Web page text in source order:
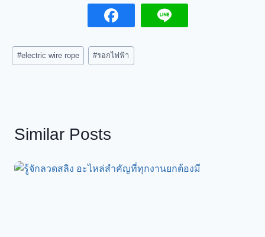
Post
Tags:
#electric wire rope #รอกไฟฟ้า
Similar Posts